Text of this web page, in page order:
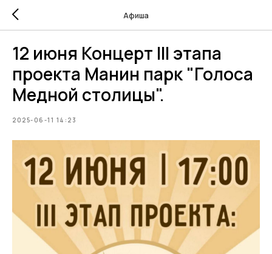
Афиша
12 июня Концерт III этапа
проекта Манин парк "Голоса
Медной столицы".
2025-06-11 14:23